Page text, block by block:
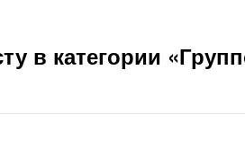
в категории